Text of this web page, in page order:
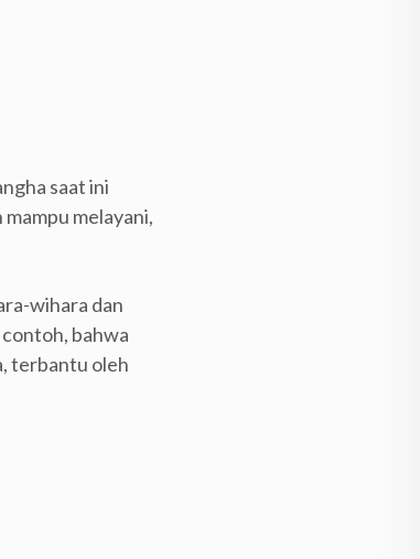
saat ini
melayani,
wihara dan
bahwa
terbantu oleh